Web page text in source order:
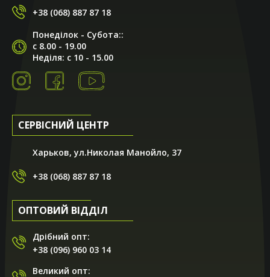
+38 (068) 887 87 18
Понеділок - Субота::
с 8.00 - 19.00
Неділя: с 10 - 15.00
СЕРВІСНИЙ ЦЕНТР
Харьков, ул.Николая Манойло, 37
+38 (068) 887 87 18
ОПТОВИЙ ВІДДІЛ
Дрібний опт:
+38 (096) 960 03 14
Великий опт: